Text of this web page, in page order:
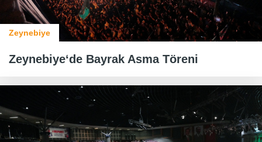
Zeynebiye
Zeynebiye‘de Bayrak Asma Töreni